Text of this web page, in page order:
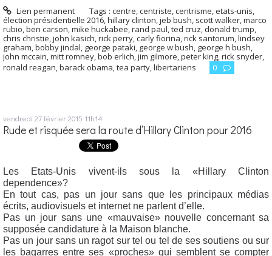
Lien permanent Tags :centre,centriste,centrisme,etats-unis,
élection présidentielle 2016,hillary clinton,jeb bush, scott walker,marco
rubio,ben carson,mike huckabee,rand paul,ted cruz, donald trump,
chris christie,john kasich,rick perry,carly fiorina,rick santorum,lindsey
graham,bobby jindal, george pataki, george w bush, george h bush,
john mccain,mitt romney,bob erlich,jim gilmore,peter king,rick snyder,
ronald reagan,barack obama,tea party,libertariens 0
vendredi 27février 2015 11h14
Rude et risquée sera la route d’Hillary Clinton pour 2016
Les Etats-Unis vivent-ils sous la «Hillary Clinton
dependence»?
En tout cas, pas un jour sans que les principaux médias
écrits, audiovisuels et internet ne parlent d’elle.
Pas un jour sans une «mauvaise» nouvelle concernant sa
supposée candidature à la Maison blanche.
Pas un jour sans un ragot sur tel ou tel de ses soutiens ou sur
les bagarres entre ses «proches» qui semblent se compter